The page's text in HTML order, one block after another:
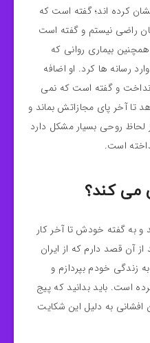
کرده اند؛ گفته است که
راضی نیستم و گفته است
بیماری روانی که
رسانه ها کرد. او اضافه
و گفته است که نمی
تا آخر پای مجازاتش بماند و
لحاظ روحی بسیار مشکل دارد
است.
می کند؟
و به گفته خودش تا آخر کار
آن قصد دارم که از ایران
زندگی خودم بپردازم و
است. باید بدانید که پیج
به دلیل این شکایت